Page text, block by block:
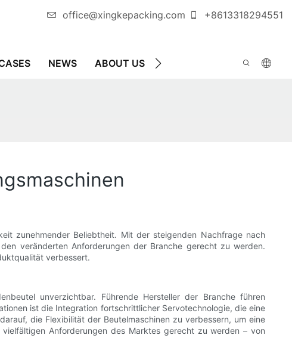
office@xingkepacking.com +8613318294551
NEWS ABOUT US KONTAKTIEREN SIE UNS
zunehmender Beliebtheit. Mit der steigenden Nachfrage nach
veränderten Anforderungen der Branche gerecht zu werden.
verbessert.
unverzichtbar. Führende Hersteller der Branche führen
ist die Integration fortschrittlicher Servotechnologie, die eine
die Flexibilität der Beutelmaschinen zu verbessern, um eine
Anforderungen des Marktes gerecht zu werden – von